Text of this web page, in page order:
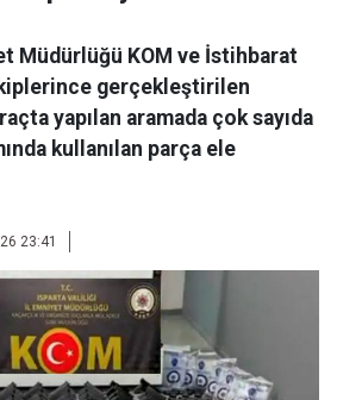
Müdürlüğü KOM ve İstihbarat
gerçekleştirilen
yapılan aramada çok sayıda
kullanılan parça ele
23:41